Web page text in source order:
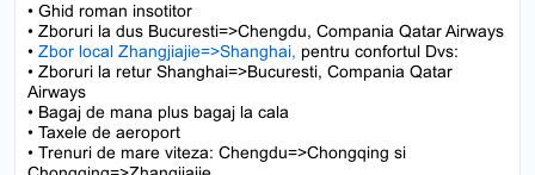
• Ghid roman insotitor
• Zboruri la dus Bucuresti=>Chengdu, Compania Qatar Airways
• Zbor local Zhangjiajie=>Shanghai, pentru confortul Dvs:
• Zboruri la retur Shanghai=>Bucuresti, Compania Qatar
Airways
• Bagaj de mana plus bagaj la cala
• Taxele de aeroport
• Trenuri de mare viteza: Chengdu=>Chongqing si